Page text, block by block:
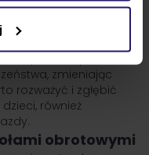
najbardziej
przewożenia,
zmieniając
rozważyć i zgłębić
również
obrotowymi